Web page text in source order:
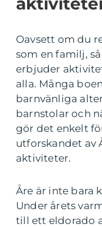
Oavsett om du
som en familj,
erbjuder
alla. Många
barnvänliga
barnstolar och
gör det enkelt
utforskandet av
aktiviteter.
Åre är inte bara
Under årets
till ett eldorado